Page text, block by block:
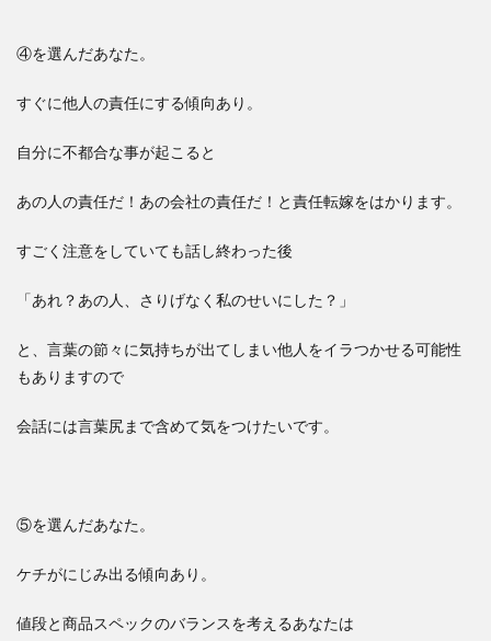
④を選んだあなた。
すぐに他人の責任にする傾向あり。
自分に不都合な事が起こると
あの人の責任だ！あの会社の責任だ！と責任転嫁をはかります。
すごく注意をしていても話し終わった後
「あれ？あの人、さりげなく私のせいにした？」
と、言葉の節々に気持ちが出てしまい他人をイラつかせる可能性
もありますので
会話には言葉尻まで含めて気をつけたいです。
⑤を選んだあなた。
ケチがにじみ出る傾向あり。
値段と商品スペックのバランスを考えるあなたは